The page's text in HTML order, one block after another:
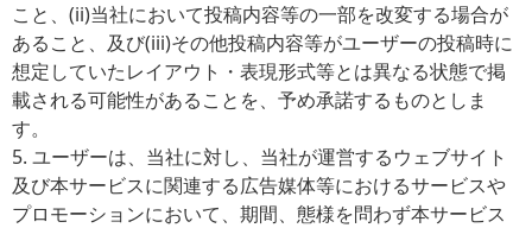
こと、(ii)当社において投稿内容等の一部を改変する場合が
あること、及び(iii)その他投稿内容等がユーザーの投稿時に
想定していたレイアウト・表現形式等とは異なる状態で掲
載される可能性があることを、予め承諾するものとしま
す。
5. ユーザーは、当社に対し、当社が運営するウェブサイト
及び本サービスに関連する広告媒体等におけるサービスや
プロモーションにおいて、期間、態様を問わず本サービス